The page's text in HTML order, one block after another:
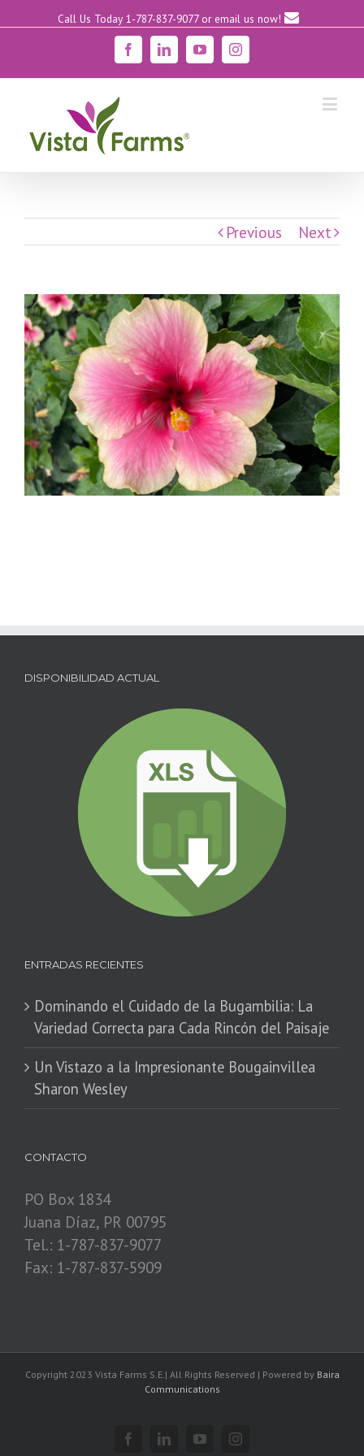
Call Us Today 1-787-837-9077 or email us now!
FacebookLinkedinYouTubeInstagram
Previous Next
DISPONIBILIDAD ACTUAL
ENTRADAS RECIENTES
Dominando el Cuidado de la Bugambilia: La
Variedad Correcta para Cada Rincón del Paisaje
​Un Vistazo a la Impresionante Bougainvillea
Sharon Wesley
CONTACTO
PO Box 1834
Juana Díaz, PR 00795
Tel.: 1-787-837-9077
Fax: 1-787-837-5909
Copyright 2023 Vista Farms S.E.| All Rights Reserved | Powered by Baira
Communications
FacebookLinkedinYouTubeInstagram